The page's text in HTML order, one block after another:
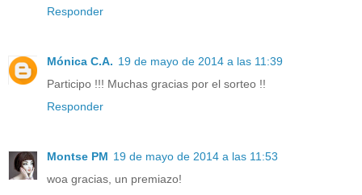
Responder
Mónica C.A. 19 de mayo de 2014 a las 11:39
Participo !!! Muchas gracias por el sorteo !!
Responder
Montse PM 19 de mayo de 2014 a las 11:53
woa gracias, un premiazo!